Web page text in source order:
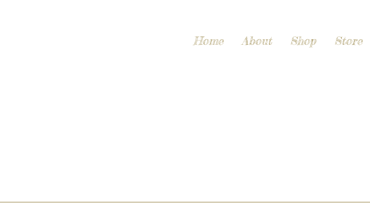
Home About Shop Store